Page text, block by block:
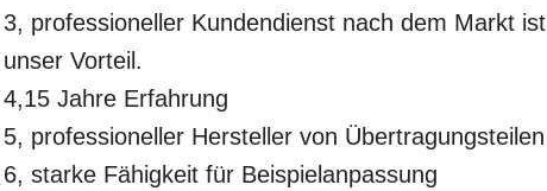
3, professioneller Kundendienst nach dem Markt ist
unser Vorteil.
4,15 Jahre Erfahrung
5, professioneller Hersteller von Übertragungsteilen
6, starke Fähigkeit für Beispielanpassung